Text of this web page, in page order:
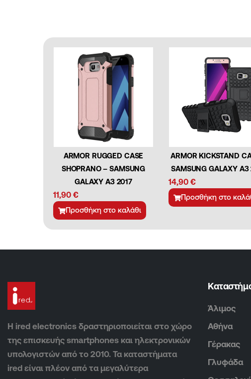
ARMOR RUGGED CASE
SHOPRANO – SAMSUNG
GALAXY A3 2017
11,90 €
Προσθήκη στο καλάθι
ARMOR KICKSTAND
SAMSUNG GALAXY A3
14,90 €
Προσθήκη στο
Η ired electronics δραστηριοποιείται στο χώρο
της επισκευής smartphones και ηλεκτρονικών
υπολογιστών από το 2010. Τα καταστήματα
ired είναι πλέον από τα μεγαλύτερα
Άλιμος
Αθήνα
Γέρακας
Γλυφάδα